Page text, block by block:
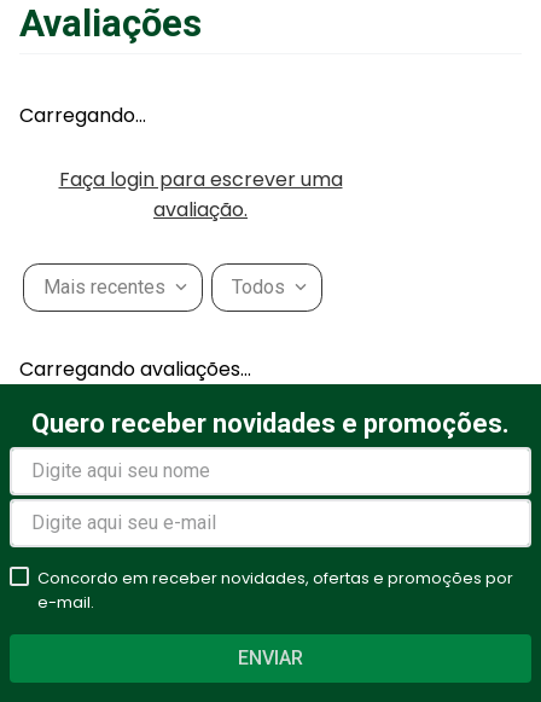
Avaliações
Carregando…
Faça login para escrever uma
avaliação.
Mais recentes Todos
Carregando avaliações…
Quero receber novidades e promoções.
Concordo em receber novidades, ofertas e promoções por
e-mail.
ENVIAR